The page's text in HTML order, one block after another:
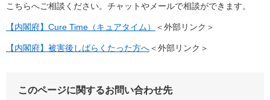
こちらへご相談ください。チャットやメールで相談ができます。
【内閣府】Cure Time（キュアタイム） ＜外部リンク＞
【内閣府】被害後しばらくたった方へ＜外部リンク＞
このページに関するお問い合わせ先